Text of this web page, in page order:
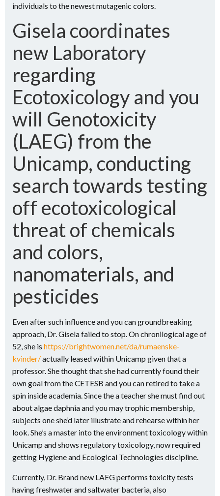
individuals to the newest mutagenic colors.
Gisela coordinates
new Laboratory
regarding
Ecotoxicology and you
will Genotoxicity
(LAEG) from the
Unicamp, conducting
search towards testing
off ecotoxicological
threat of chemicals
and colors,
nanomaterials, and
pesticides
Even after such influence and you can groundbreaking
approach, Dr. Gisela failed to stop. On chronilogical age of
52, she is https://brightwomen.net/da/rumaenske-
kvinder/actually leased within Unicamp given that a
professor. She thought that she had currently found their
own goal from the CETESB and you can retired to take a
spin inside academia. Since the a teacher she must find out
about algae daphnia and you may trophic membership,
subjects one she’d later illustrate and rehearse within her
look. She’s a master into the environment toxicology within
Unicamp and shows regulatory toxicology, now required
getting Hygiene and Ecological Technologies discipline.
Currently, Dr. Brand new LAEG performs toxicity tests
having freshwater and saltwater bacteria, also